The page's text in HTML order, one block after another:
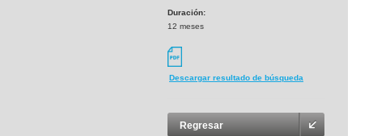
Duración:
12 meses
Descargar resultado de búsqueda
Regresar